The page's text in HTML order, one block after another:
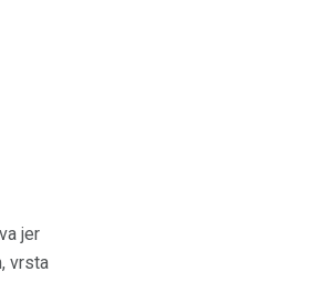
jer
vrsta